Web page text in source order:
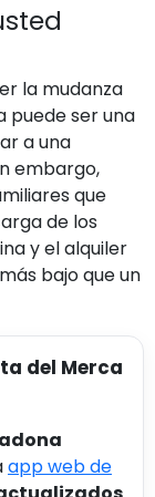
la mudanza
puede ser una
a una
embargo,
que
de los
y el alquiler
bajo que un
del Merca
app web de